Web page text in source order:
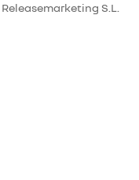
Releasemarketing S.L.